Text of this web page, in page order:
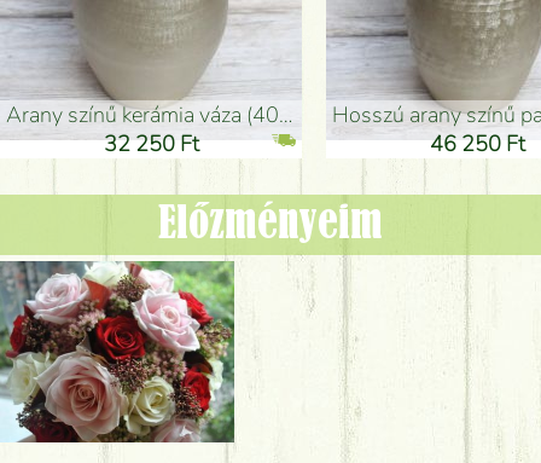
arany színű kerámia váza (40x26cm)
32 250 Ft
hosszú arany színű
46 250 Ft
Előzményeim